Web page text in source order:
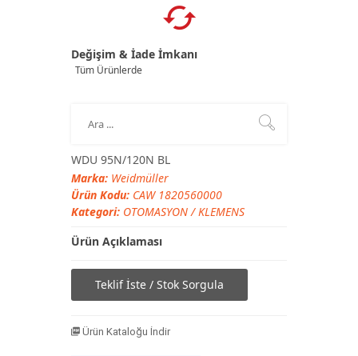
Değişim & İade İmkanı
Tüm Ürünlerde
WDU 95N/120N BL
Marka: Weidmüller
Ürün Kodu: CAW 1820560000
Kategori: OTOMASYON/KLEMENS
Ürün Açıklaması
Teklif İste / Stok Sorgula
Ürün Kataloğu İndir